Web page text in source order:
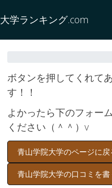
大学ランキング.com
ボタンを押してくれて
す！！
よかったら下のフォー
ください（＾＾）v
青山学院大学のページに戻
青山学院大学の口コミを書